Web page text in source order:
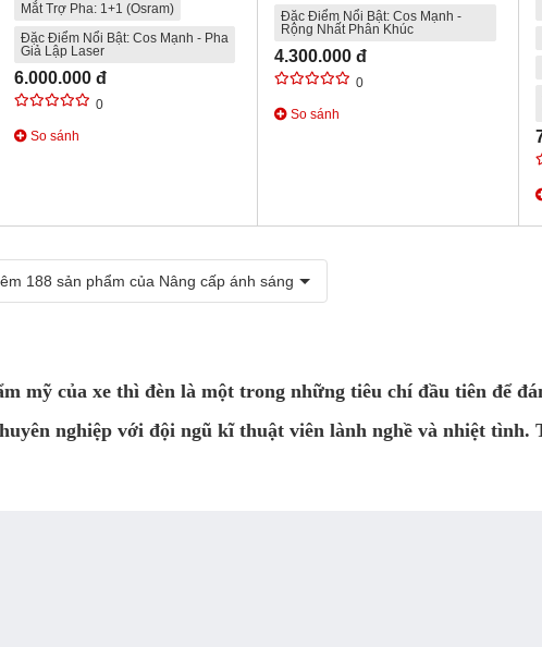
Mắt Trợ Pha: 1+1 (Osram)
Đặc Điểm Nổi Bật: Cos Mạnh - Pha
Giả Lập Laser
6.000.000 đ
0
So sánh
Đặc Điểm Nổi Bật: Cos Mạnh -
Rộng Nhất Phân Khúc
4.300.000 đ
0
So sánh
188 sản phẩm của Nâng cấp ánh sáng
mỹ của xe thì đèn là một trong những tiêu chí đầu tiên để
nghiệp với đội ngũ kĩ thuật viên lành nghề và nhiệt tình.